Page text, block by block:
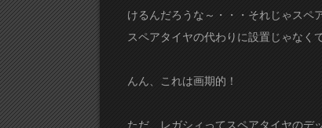
けるんだろうな～・・・それじゃスペ
スペアタイヤの代わりに設置じゃなく
んん、これは画期的！
ただ、レガシィってスペアタイヤのデ